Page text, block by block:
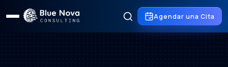
Agendar una Cita